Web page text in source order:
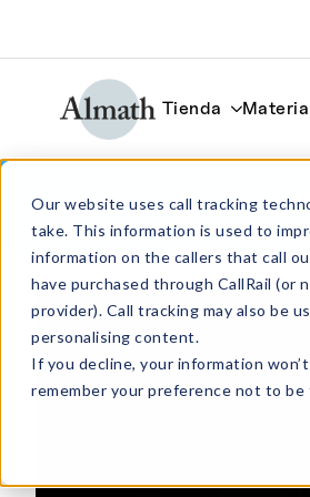
Our website uses call tracking
take. This information is used to
information on the callers that call
have purchased through CallRail (or
provider). Call tracking may also be
personalising content.
If you decline, your information
remember your preference not to be
Tienda
MAT25-1000 Manta
de longitud